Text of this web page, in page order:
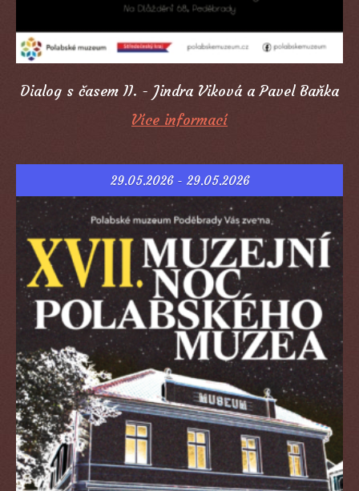
Dialog s časem II. - Jindra Viková a Pavel Baňka
Více informací
29.05.2026 - 29.05.2026